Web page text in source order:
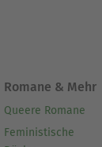
Romane & Mehr
Queere Romane
Feministische